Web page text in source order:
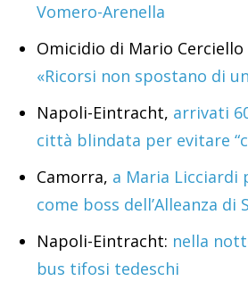
Vomero-Arenella
Omicidio di Mario Cerciello
«Ricorsi non spostano di
Napoli-Eintracht, arrivati
città blindata per evitare
Camorra, a Maria Licciardi
come boss dell’Alleanza di
Napoli-Eintracht: nella
bus tifosi tedeschi